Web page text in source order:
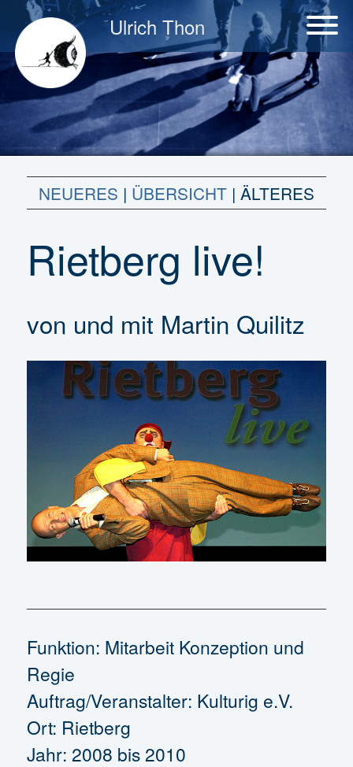
Ulrich Thon
NEUERES | ÜBERSICHT | ÄLTERES
Rietberg live!
von und mit Martin Quilitz
Funktion: Mitarbeit Konzeption und
Regie
Auftrag/Veranstalter: Kulturig e.V.
Ort: Rietberg
Jahr: 2008 bis 2010